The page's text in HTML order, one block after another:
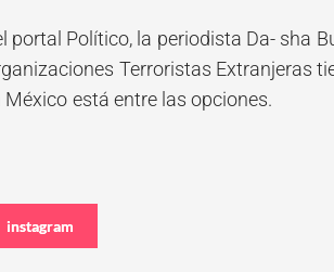
portal Político, la periodista Da- sha
Terroristas Extranjeras
está entre las opciones.
instagram